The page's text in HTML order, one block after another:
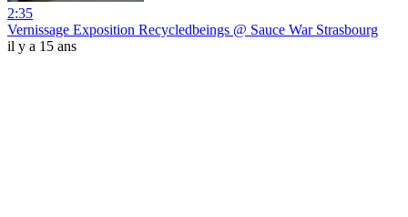
2:35
Vernissage Exposition Recycledbeings @ Sauce War Strasbourg
il y a 15 ans